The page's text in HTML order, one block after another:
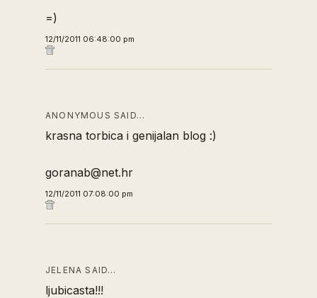
=)
12/11/2011 06:48:00 pm
ANONYMOUS SAID…
krasna torbica i genijalan blog :)
goranab@net.hr
12/11/2011 07:08:00 pm
JELENA SAID…
ljubicasta!!!